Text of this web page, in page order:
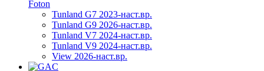
Foton
Tunland G7 2023-наст.вр.
Tunland G9 2026-наст.вр.
Tunland V7 2024-наст.вр.
Tunland V9 2024-наст.вр.
View 2026-наст.вр.